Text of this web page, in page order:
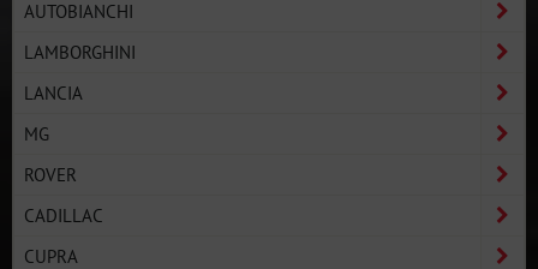
AUTOBIANCHI
LAMBORGHINI
LANCIA
MG
ROVER
CADILLAC
CUPRA